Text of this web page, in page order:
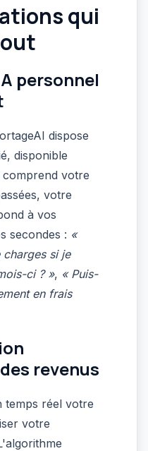
qui
personnel
dispose
disponible
comprend votre
votre
à vos
secondes : «
charges si je
ci ? », « Puis-
en frais
revenus
temps réel votre
votre